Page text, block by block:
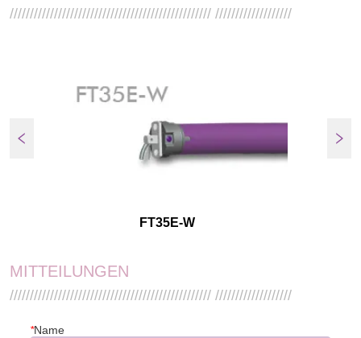
////////////////////////////////////////////////// ///////////////////
FT35E-W
MITTEILUNGEN
////////////////////////////////////////////////// ///////////////////
*Name